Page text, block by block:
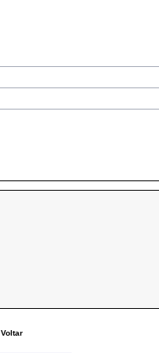
Voltar